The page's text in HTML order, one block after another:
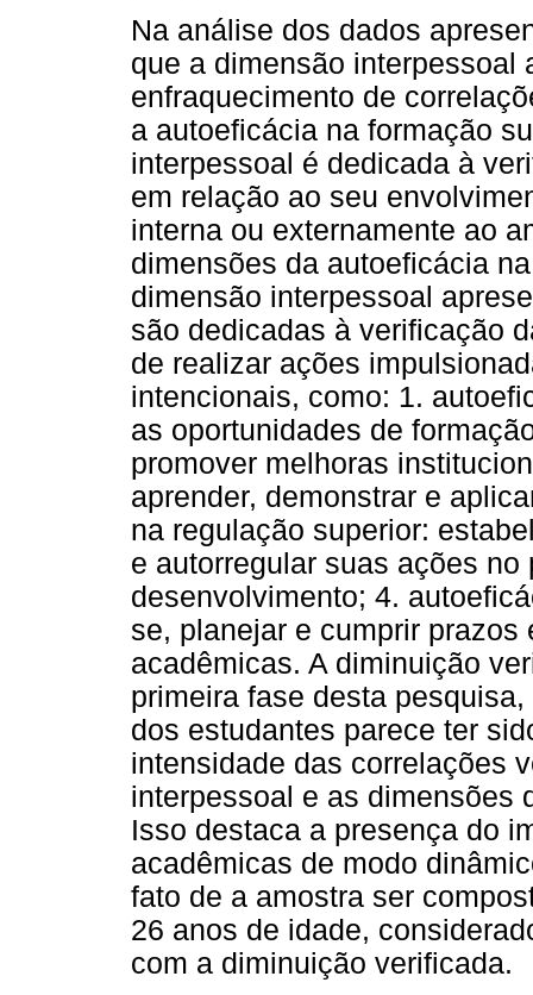
Na análise dos dados
que a dimensão interpessoal
enfraquecimento de
a autoeficácia na formação
interpessoal é dedicada à
em relação ao seu
interna ou externamente ao
dimensões da autoeficácia
dimensão interpessoal
são dedicadas à verificação
de realizar ações
intencionais, como: 1.
as oportunidades de
promover melhoras
aprender, demonstrar e
na regulação superior:
e autorregular suas ações
desenvolvimento; 4.
se, planejar e cumprir
acadêmicas. A diminuição
primeira fase desta
dos estudantes parece ter
intensidade das correlações
interpessoal e as dimensões
Isso destaca a presença do
acadêmicas de modo
fato de a amostra ser
26 anos de idade,
com a diminuição verificada.